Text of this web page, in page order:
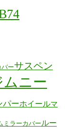
バーサスペン
ムニー
パーホイールマ
ミラーカバー ルー